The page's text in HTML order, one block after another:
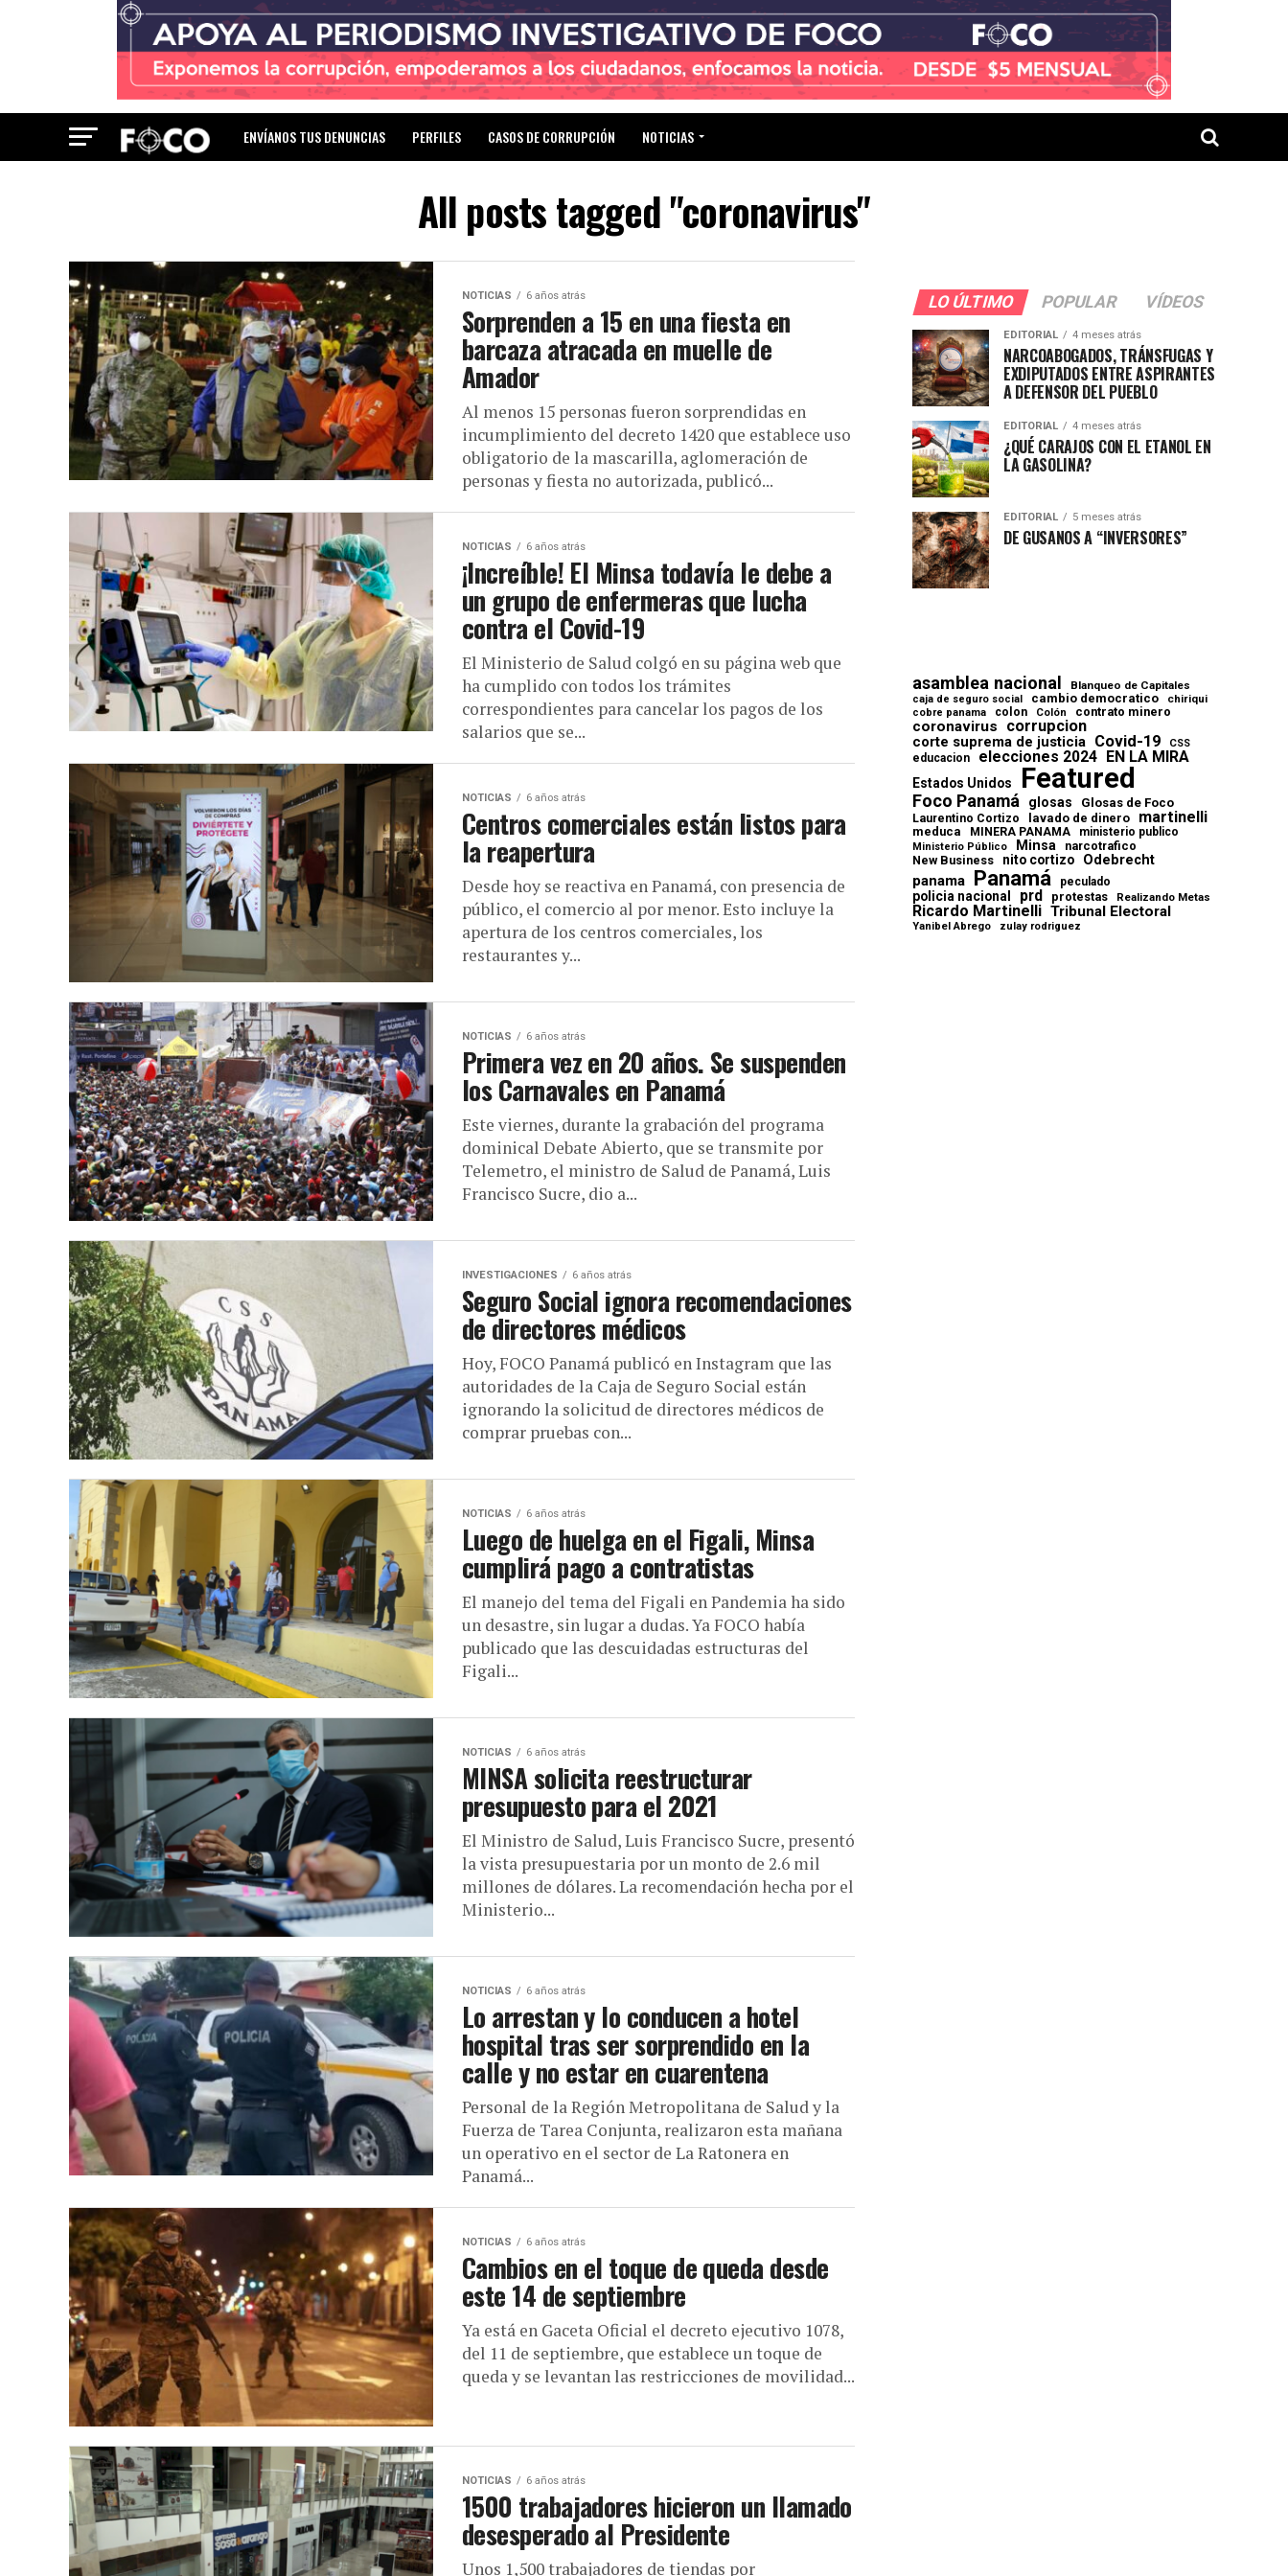
ENVÍANOS TUS DENUNCIAS PERFILES CASOS DE CORRUPCIÓN NOTICIAS
All posts tagged "coronavirus"
NOTICIAS 6 años atrás
Sorprenden a 15 en una fiesta en
barcaza atracada en muelle de
Amador
Al menos 15 personas fueron sorprendidas en
incumplimiento del decreto 1420 que establece uso
obligatorio de la mascarilla, aglomeración de
personas y fiesta no autorizada, publicó...
NOTICIAS 6 años atrás
¡Increíble! El Minsa todavía le debe a
un grupo de enfermeras que lucha
contra el Covid-19
El Ministerio de Salud colgó en su página web que
ha cumplido con todos los trámites
correspondientes para cancelar los pagos de los
salarios que se...
NOTICIAS 6 años atrás
Centros comerciales están listos para
la reapertura
Desde hoy se reactiva en Panamá, con presencia de
público, el comercio al por menor. Esto incluye la
apertura de los centros comerciales, los
restaurantes y...
NOTICIAS 6 años atrás
Primera vez en 20 años. Se suspenden
los Carnavales en Panamá
Este viernes, durante la grabación del programa
dominical Debate Abierto, que se transmite por
Telemetro, el ministro de Salud de Panamá, Luis
Francisco Sucre, dio a...
INVESTIGACIONES 6 años atrás
Seguro Social ignora recomendaciones
de directores médicos
Hoy, FOCO Panamá publicó en Instagram que las
autoridades de la Caja de Seguro Social están
ignorando la solicitud de directores médicos de
comprar pruebas con...
NOTICIAS 6 años atrás
Luego de huelga en el Figali, Minsa
cumplirá pago a contratistas
El manejo del tema del Figali en Pandemia ha sido
un desastre, sin lugar a dudas. Ya FOCO había
publicado que las descuidadas estructuras del
Figali...
NOTICIAS 6 años atrás
MINSA solicita reestructurar
presupuesto para el 2021
El Ministro de Salud, Luis Francisco Sucre, presentó
la vista presupuestaria por un monto de 2.6 mil
millones de dólares. La recomendación hecha por el
Ministerio...
NOTICIAS 6 años atrás
Lo arrestan y lo conducen a hotel
hospital tras ser sorprendido en la
calle y no estar en cuarentena
Personal de la Región Metropolitana de Salud y la
Fuerza de Tarea Conjunta, realizaron esta mañana
un operativo en el sector de La Ratonera en
Panamá...
NOTICIAS 6 años atrás
Cambios en el toque de queda desde
este 14 de septiembre
Ya está en Gaceta Oficial el decreto ejecutivo 1078,
del 11 de septiembre, que establece un toque de
queda y se levantan las restricciones de movilidad...
NOTICIAS 6 años atrás
1500 trabajadores hicieron un llamado
desesperado al Presidente
Unos 1,500 trabajadores de tiendas por
LO ÚLTIMO POPULAR VÍDEOS
EDITORIAL 4 meses atrás
NARCOABOGADOS, TRÁNSFUGAS Y
EXDIPUTADOS ENTRE ASPIRANTES
A DEFENSOR DEL PUEBLO
EDITORIAL 4 meses atrás
¿QUÉ CARAJOS CON EL ETANOL EN
LA GASOLINA?
EDITORIAL 5 meses atrás
DE GUSANOS A “INVERSORES”
asamblea nacional Blanqueo de Capitales
caja de seguro social cambio democratico chiriqui
cobre panama colon Colón contrato minero
coronavirus corrupcion
corte suprema de justicia Covid-19 CSS
educacion elecciones 2024 EN LA MIRA
Estados Unidos Featured
Foco Panamá glosas Glosas de Foco
Laurentino Cortizo lavado de dinero martinelli
meduca MINERA PANAMA ministerio publico
Ministerio Público Minsa
narcotrafico
New Business
nito cortizo
Odebrecht
panama Panamá peculado
policia nacional prd protestas Realizando Metas
Ricardo Martinelli Tribunal Electoral
Yanibel Abrego zulay rodriguez